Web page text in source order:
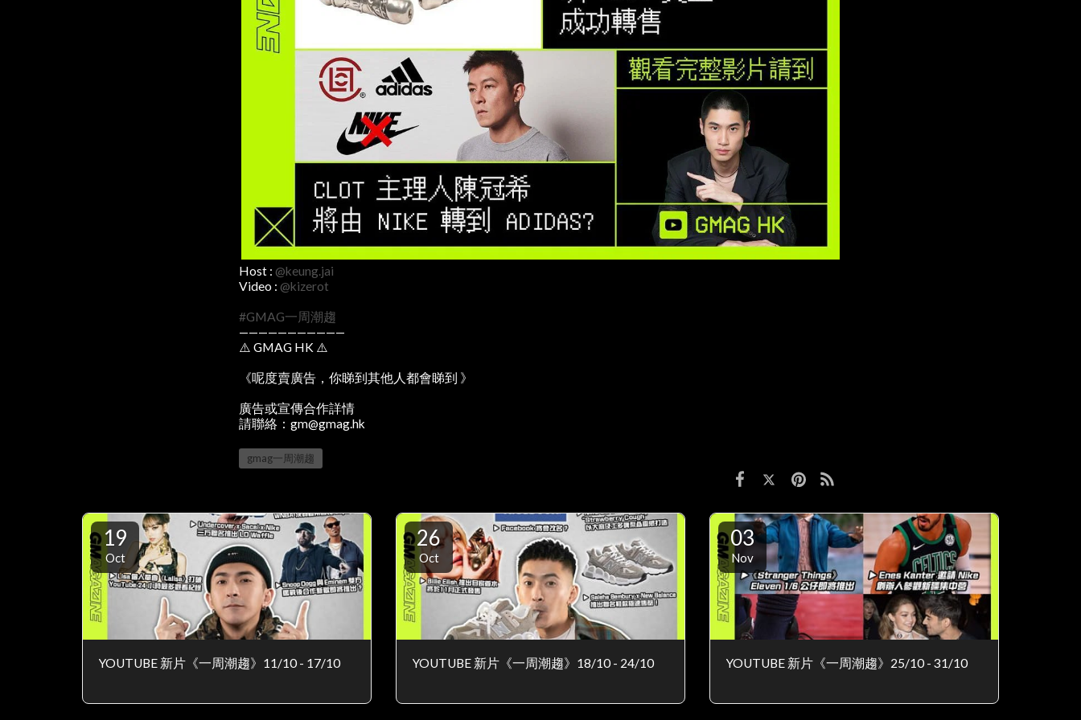
Host : @keung.jai
Video : @kizerot
#GMAG一周潮趨
———————————
⚠️ GMAG HK ⚠️
《呢度賣廣告，你睇到其他人都會睇到 》
廣告或宣傳合作詳情
請聯絡：gm@gmag.hk
gmag一周潮趨
19
Oct
YOUTUBE 新片《一周潮趨》11/10 - 17/10
26
Oct
YOUTUBE 新片《一周潮趨》18/10 - 24/10
03
Nov
YOUTUBE 新片《一周潮趨》25/10 - 31/10